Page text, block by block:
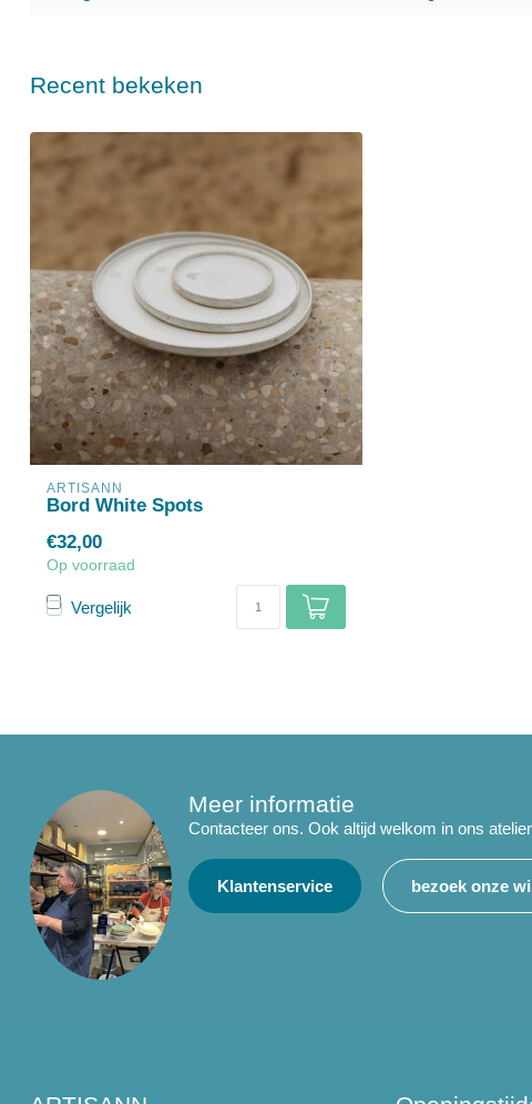
Recent bekeken
ARTISANN
Bord White Spots
€32,00
Op voorraad
Vergelijk
Meer informatie
Contacteer ons. Ook altijd welkom in ons
Klantenservice bezoek onze